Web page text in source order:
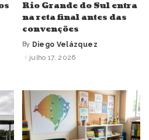
Rio Grande do Sul entra
na reta final antes das
convenções
Posted
by
By Diego Velázquez
julho 17, 2026